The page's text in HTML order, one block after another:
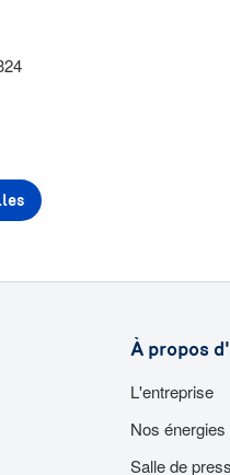
À propos
L'entreprise
Nos énergies
Salle de